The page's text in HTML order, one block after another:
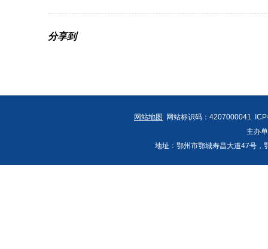
分享到
网站地图
网站标识码：4207000041
主办
地址：鄂州市鄂城寿昌大道47号